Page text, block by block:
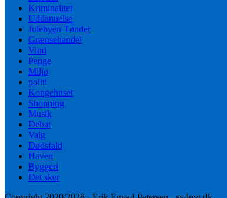
Kriminalitet
Uddannelse
Julebyen Tønder
Grænsehandel
Vind
Penge
Miljø
politi
Kongehuset
Shopping
Musik
Debat
Valg
Dødsfald
Haven
Byggeri
Det sker